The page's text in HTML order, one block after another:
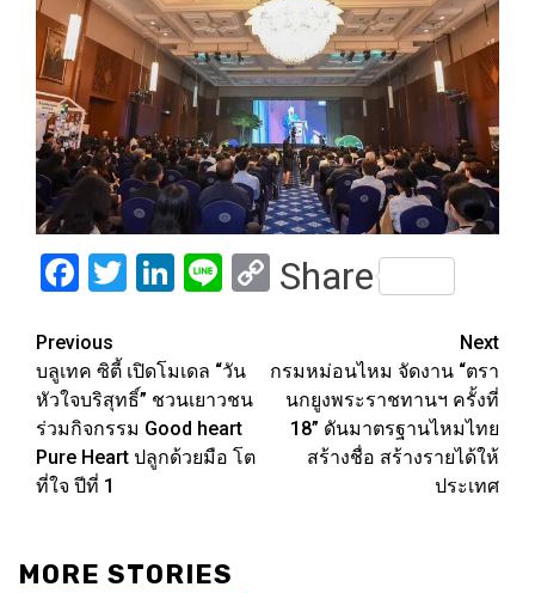
Facebook
Twitter
LinkedIn
LineCopy
Share
Post
navigation
Previous
บลูเทค ซิตี้ เปิดโมเดล “วัน
หัวใจบริสุทธิ์” ชวนเยาวชน
ร่วมกิจกรรม Good heart
Pure Heart ปลูกด้วยมือ โต
ที่ใจ ปีที่ 1
Next
กรมหม่อนไหม จัดงาน “ตรา
นกยูงพระราชทานฯ ครั้งที่
18” ดันมาตรฐานไหมไทย
สร้างชื่อ สร้างรายได้ให้
ประเทศ
MORE STORIES